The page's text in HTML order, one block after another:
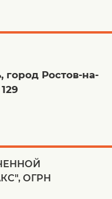
город Ростов-на-
ОГРН